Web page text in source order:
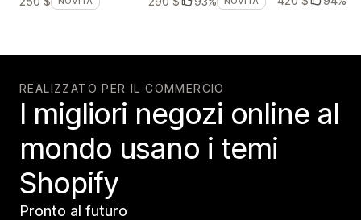
REALIZZATO PER IL COMMERCIO
I migliori negozi online al
mondo usano i temi
Shopify
Pronto al futuro